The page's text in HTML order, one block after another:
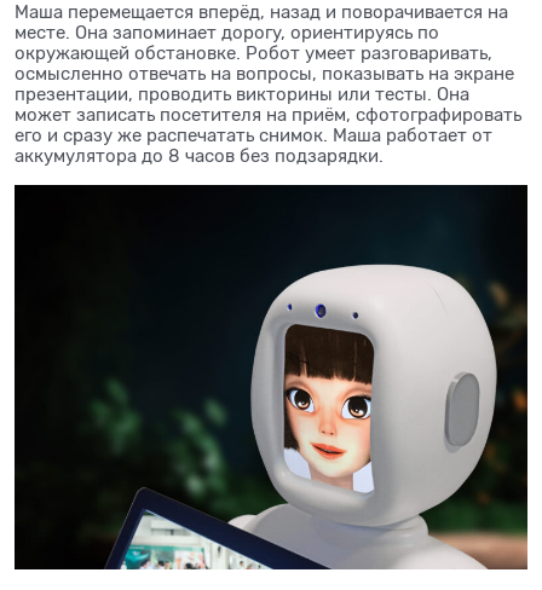
Маша перемещается вперёд, назад и поворачивается на
месте. Она запоминает дорогу, ориентируясь по
окружающей обстановке. Робот умеет разговаривать,
осмысленно отвечать на вопросы, показывать на экране
презентации, проводить викторины или тесты. Она
может записать посетителя на приём, сфотографировать
его и сразу же распечатать снимок. Маша работает от
аккумулятора до 8 часов без подзарядки.